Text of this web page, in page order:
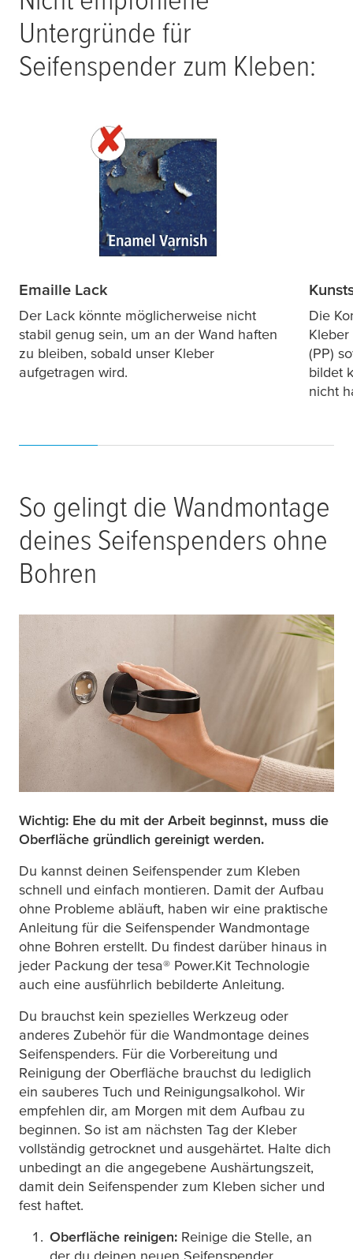
Untergründe für
Seifenspender zum Kleben:
Emaille Lack
Der Lack könnte möglicherweise nicht
stabil genug sein, um an der Wand haften
zu bleiben, sobald unser Kleber
aufgetragen wird.
Die
Kleber
(PP)
bildet
nicht
So gelingt die Wandmontage
deines Seifenspenders ohne
Bohren
Wichtig: Ehe du mit der Arbeit beginnst, muss die
Oberfläche gründlich gereinigt werden.
Du kannst deinen Seifenspender zum Kleben
schnell und einfach montieren. Damit der Aufbau
ohne Probleme abläuft, haben wir eine praktische
Anleitung für die Seifenspender Wandmontage
ohne Bohren erstellt. Du findest darüber hinaus in
jeder Packung der tesa® Power.Kit Technologie
auch eine ausführlich bebilderte Anleitung.
Du brauchst kein spezielles Werkzeug oder
anderes Zubehör für die Wandmontage deines
Seifenspenders. Für die Vorbereitung und
Reinigung der Oberfläche brauchst du lediglich
ein sauberes Tuch und Reinigungsalkohol. Wir
empfehlen dir, am Morgen mit dem Aufbau zu
beginnen. So ist am nächsten Tag der Kleber
vollständig getrocknet und ausgehärtet. Halte dich
unbedingt an die angegebene Aushärtungszeit,
damit dein Seifenspender zum Kleben sicher und
fest haftet.
Oberfläche reinigen: Reinige die Stelle, an
der du deinen neuen Seifenspender